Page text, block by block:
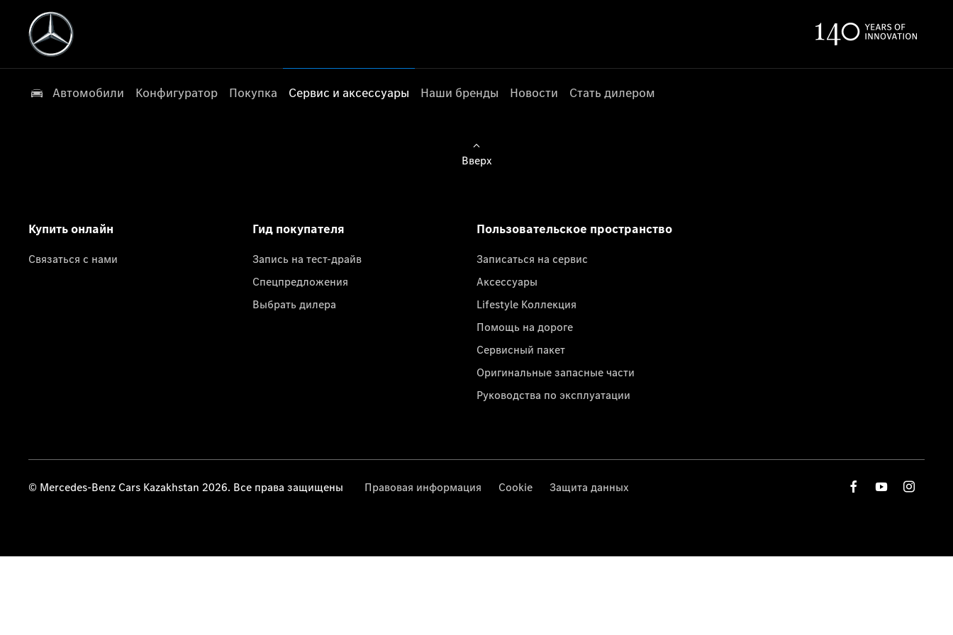
Автомобили Конфигуратор Покупка Сервис и аксессуары Наши бренды Новости Стать дилером
Вверх
Купить онлайн
Связаться с нами
Гид покупателя
Запись на тест-драйв
Спецпредложения
Выбрать дилера
Пользовательское пространство
Записаться на сервис
Аксессуары
Lifestyle Коллекция
Помощь на дороге
Сервисный пакет
Оригинальные запасные части
Руководства по эксплуатации
© Mercedes-Benz Cars Kazakhstan 2026. Все права защищены Правовая информация Cookie Защита данных